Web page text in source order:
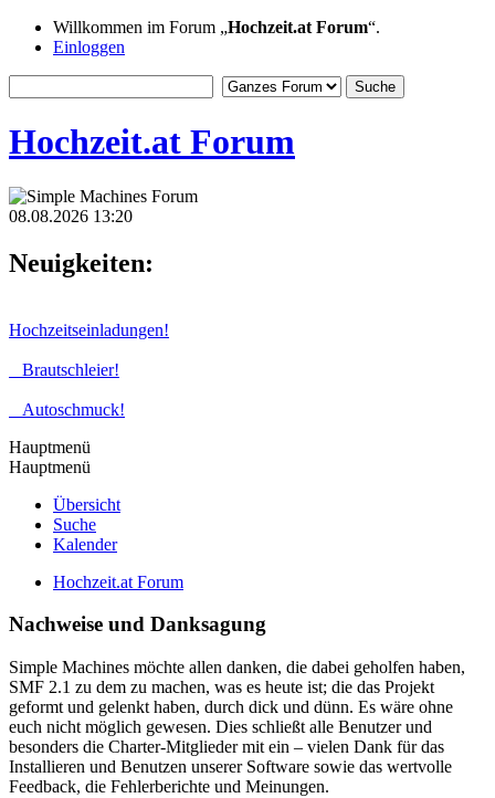
Willkommen im Forum „Hochzeit.at Forum“.
Einloggen
Hochzeit.at Forum
08.08.2026 13:20
Neuigkeiten:
Hochzeitseinladungen!
Brautschleier!
Autoschmuck!
Hauptmenü
Hauptmenü
Übersicht
Suche
Kalender
Hochzeit.at Forum
Nachweise und Danksagung
Simple Machines möchte allen danken, die dabei geholfen haben,
SMF 2.1 zu dem zu machen, was es heute ist; die das Projekt
geformt und gelenkt haben, durch dick und dünn. Es wäre ohne
euch nicht möglich gewesen. Dies schließt alle Benutzer und
besonders die Charter-Mitglieder mit ein – vielen Dank für das
Installieren und Benutzen unserer Software sowie das wertvolle
Feedback, die Fehlerberichte und Meinungen.